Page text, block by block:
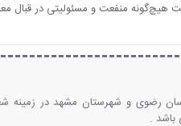
هیچ‌گونه منفعت و مسئولیتی در قبال
رضوی و شهرستان مشهد در زمینه
باشد .